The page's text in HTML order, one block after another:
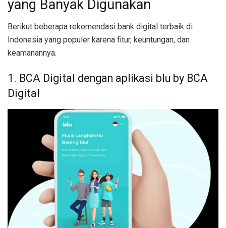
yang Banyak Digunakan
Berikut beberapa rekomendasi bank digital terbaik di
Indonesia yang populer karena fitur, keuntungan, dan
keamanannya.
1. BCA Digital dengan aplikasi blu by BCA
Digital